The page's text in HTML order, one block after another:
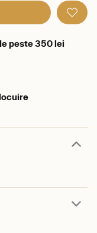
peste 350 lei